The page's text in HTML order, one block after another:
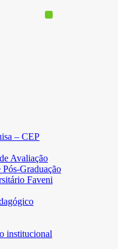
– CEP
Avaliação
Graduação
Faveni
institucional